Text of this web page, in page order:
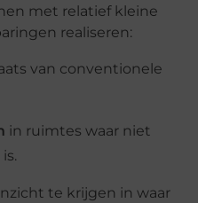
met relatief kleine
realiseren:
van conventionele
in ruimtes waar niet
te krijgen in waar